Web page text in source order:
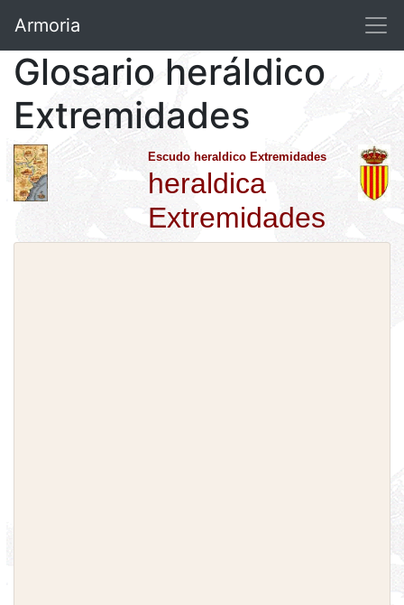
Armoria
Glosario heráldico
Extremidades
Escudo heraldico Extremidades
heraldica
Extremidades